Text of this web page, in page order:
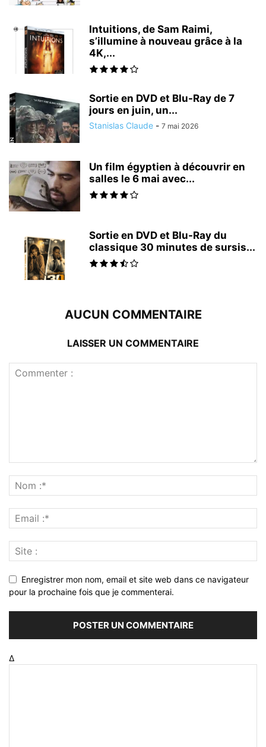
Intuitions, de Sam Raimi,
s’illumine à nouveau grâce à la
4K,...
Sortie en DVD et Blu-Ray de 7
jours en juin, un...
Stanislas Claude - 7 mai 2026
Un film égyptien à découvrir en
salles le 6 mai avec...
Sortie en DVD et Blu-Ray du
classique 30 minutes de sursis...
AUCUN COMMENTAIRE
LAISSER UN COMMENTAIRE
Enregistrer mon nom, email et site web dans ce navigateur
pour la prochaine fois que je commenterai.
Δ